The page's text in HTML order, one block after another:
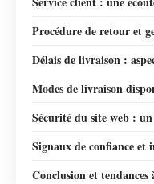
Procédure de retour et
Délais de livraison :
Modes de livraison
Sécurité du site web :
Signaux de confiance et
Conclusion et tendances